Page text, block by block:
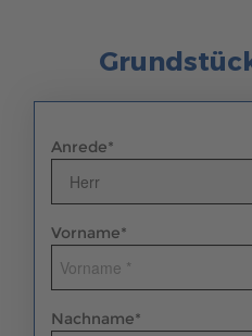
Anrede*
Vorname*
Nachname*